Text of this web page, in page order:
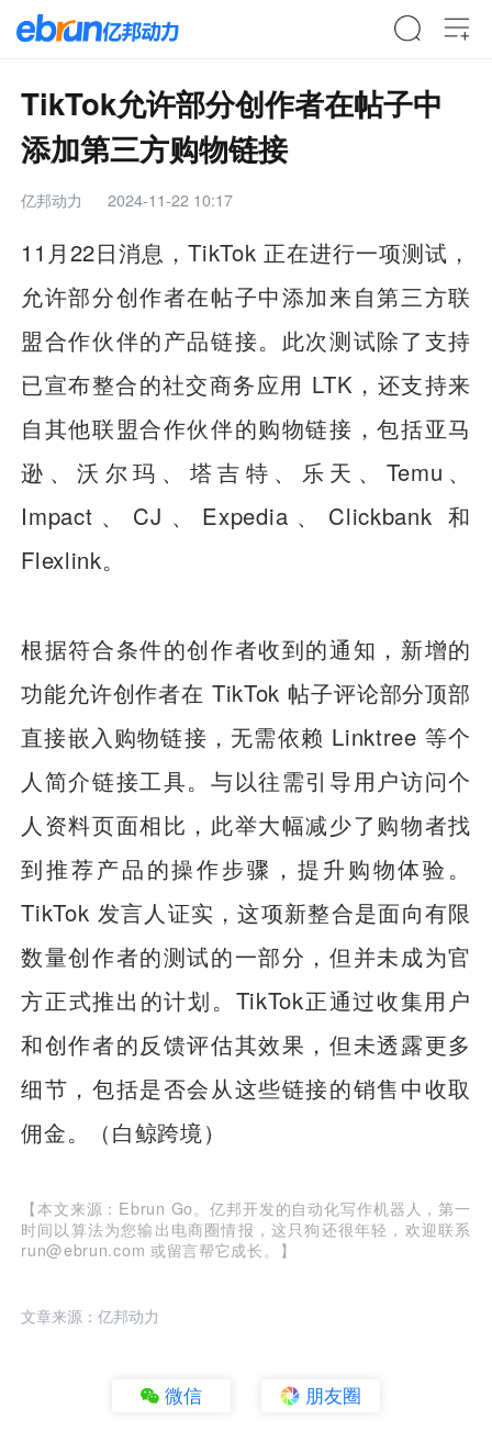
TikTok允许部分创作者在帖子中
添加第三方购物链接
亿邦动力 2024-11-22 10:17
11月22日消息，TikTok 正在进行一项测试，
允许部分创作者在帖子中添加来自第三方联
盟合作伙伴的产品链接。此次测试除了支持
已宣布整合的社交商务应用 LTK，还支持来
自其他联盟合作伙伴的购物链接，包括亚马
逊、沃尔玛、塔吉特、乐天、Temu、
Impact、CJ、Expedia、Clickbank 和
Flexlink。
根据符合条件的创作者收到的通知，新增的
功能允许创作者在 TikTok 帖子评论部分顶部
直接嵌入购物链接，无需依赖 Linktree 等个
人简介链接工具。与以往需引导用户访问个
人资料页面相比，此举大幅减少了购物者找
到推荐产品的操作步骤，提升购物体验。
TikTok 发言人证实，这项新整合是面向有限
数量创作者的测试的一部分，但并未成为官
方正式推出的计划。TikTok正通过收集用户
和创作者的反馈评估其效果，但未透露更多
细节，包括是否会从这些链接的销售中收取
佣金。（白鲸跨境）
【本文来源：Ebrun Go。亿邦开发的自动化写作机器人，第一
时间以算法为您输出电商圈情报，这只狗还很年轻，欢迎联系
run@ebrun.com 或留言帮它成长。】
文章来源：亿邦动力
微信 朋友圈